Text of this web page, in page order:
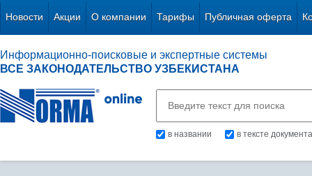
Новости Акции О компании Тарифы Публичная оферта
Информационно-поисковые и экспертные системы
ВСЕ ЗАКОНОДАТЕЛЬСТВО УЗБЕКИСТАНА
в названии в тексте документа